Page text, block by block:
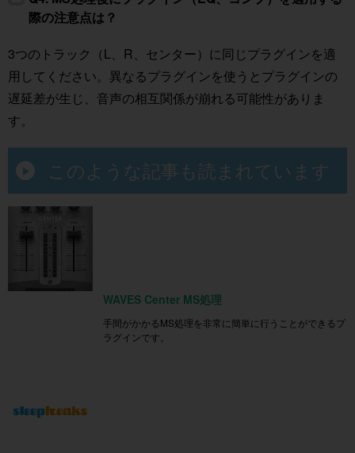
際の注意点は？
3つのトラック（L、R、センター）に同じプラグインを適
用してください。異なるプラグインを使うとプラグインの
遅延差が生じ、音声の相互関係が崩れる可能性がありま
す。
このような記事も読まれています
WAVES Center MS処理
手間がかかるMS処理を非常に簡単に行うことができるプ
ラグインです。